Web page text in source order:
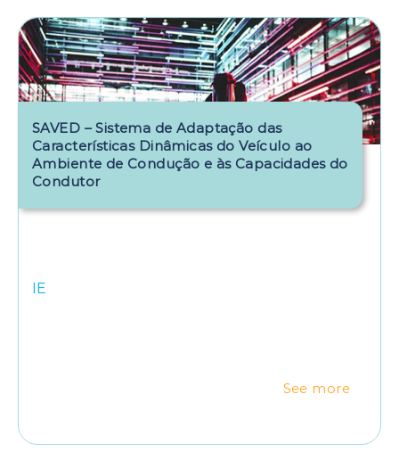
SAVED – Sistema de Adaptação das
Características Dinâmicas do Veículo ao
Ambiente de Condução e às Capacidades do
Condutor
IE
See more